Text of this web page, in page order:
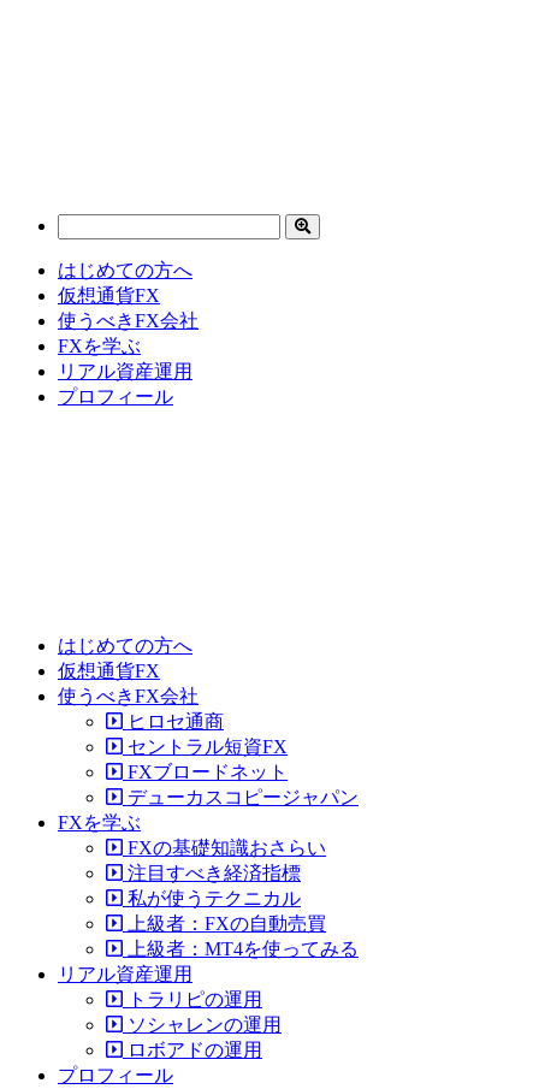
はじめての方へ
仮想通貨FX
使うべきFX会社
FXを学ぶ
リアル資産運用
プロフィール
はじめての方へ
仮想通貨FX
使うべきFX会社
ヒロセ通商
セントラル短資FX
FXブロードネット
デューカスコピージャパン
FXを学ぶ
FXの基礎知識おさらい
注目すべき経済指標
私が使うテクニカル
上級者：FXの自動売買
上級者：MT4を使ってみる
リアル資産運用
トラリピの運用
ソシャレンの運用
ロボアドの運用
プロフィール